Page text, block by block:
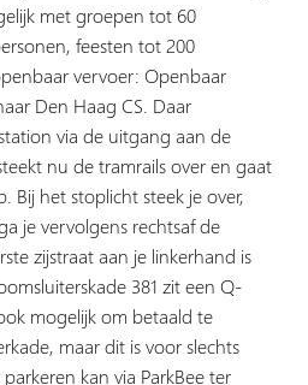
met groepen tot 60
feesten tot 200
vervoer: Openbaar
Den Haag CS. Daar
via de uitgang aan de
nu de tramrails over en gaat
Bij het stoplicht steek je over,
je vervolgens rechtsaf de
zijstraat aan je linkerhand is
381 zit een Q-
mogelijk om betaald te
maar dit is voor slechts
kan via ParkBee ter